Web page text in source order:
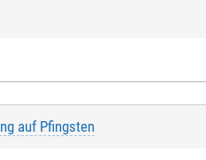
auf Pfingsten